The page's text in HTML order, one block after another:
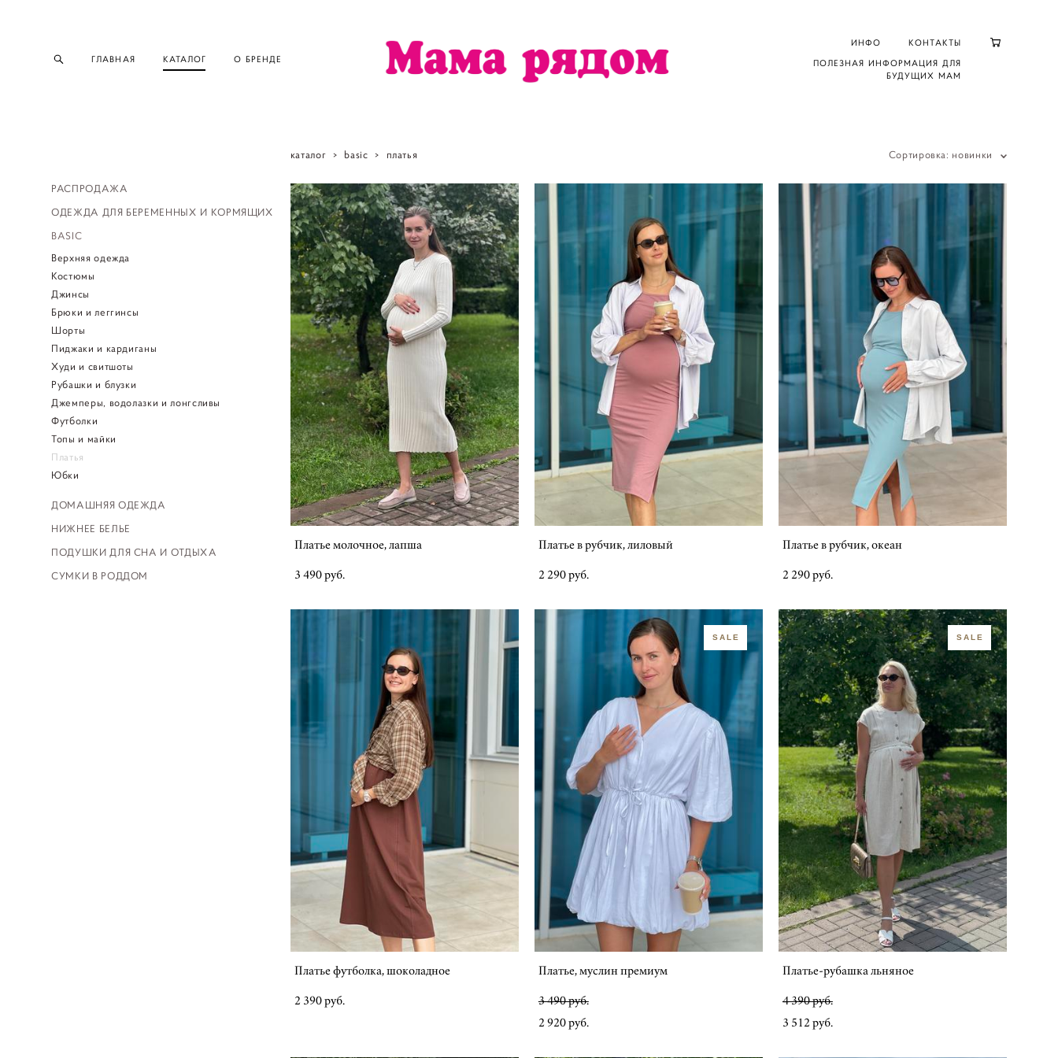
ГЛАВНАЯ КАТАЛОГ О БРЕНДЕ
ИНФО
КОНТАКТЫ
ПОЛЕЗНАЯ ИНФОРМАЦИЯ ДЛЯ
БУДУЩИХ МАМ
РАСПРОДАЖА
ОДЕЖДА ДЛЯ БЕРЕМЕННЫХ И КОРМЯЩИХ
BASIC
Верхняя одежда
Костюмы
Джинсы
Брюки и леггинсы
Шорты
Пиджаки и кардиганы
Худи и свитшоты
Рубашки и блузки
Джемперы, водолазки и лонгсливы
Футболки
Топы и майки
Платья
Юбки
ДОМАШНЯЯ ОДЕЖДА
НИЖНЕЕ БЕЛЬЕ
ПОДУШКИ ДЛЯ СНА И ОТДЫХА
СУМКИ В РОДДОМ
каталог > basic > платья Сортировка: новинки
Платье молочное, лапша
3 490 pуб.
Платье в рубчик, лиловый
2 290 pуб.
Платье в рубчик, океан
2 290 pуб.
Платье футболка, шоколадное
2 390 pуб.
SALE
Платье, муслин премиум
3 490 pуб.
2 920 pуб.
SALE
Платье-рубашка льняное
4 390 pуб.
3 512 pуб.